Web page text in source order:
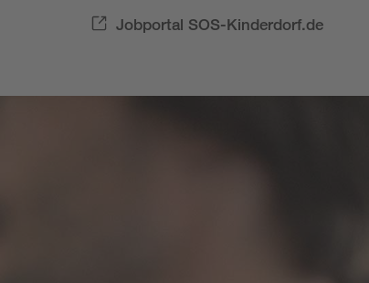
Jobportal SOS-Kinderdorf.de